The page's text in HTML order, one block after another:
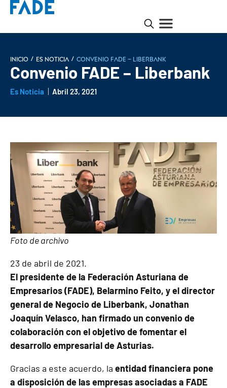
INICIO / Es noticia / Convenio FADE – Liberbank
Convenio FADE – Liberbank
Es Noticia Abril 23, 2021
Foto de archivo
23 de abril de 2021.
El presidente de la Federación Asturiana de
Empresarios (FADE), Belarmino Feito, y el director
general de Negocio de Liberbank, Jonathan
Joaquín Velasco, han firmado un convenio de
colaboración con el objetivo de fomentar el
desarrollo empresarial de Asturias.
Gracias a este acuerdo, la entidad financiera pone
a disposición de las empresas asociadas a FADE